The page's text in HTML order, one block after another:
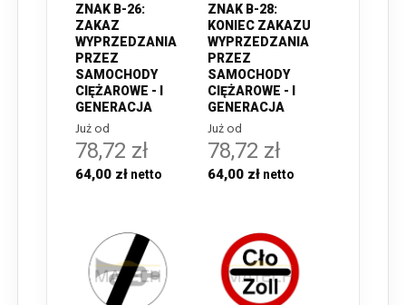
ZNAK B-26:
ZAKAZ
WYPRZEDZANIA
PRZEZ
SAMOCHODY
CIĘŻAROWE - I
GENERACJA
Już od
78,72 zł
64,00 zł
ZNAK B-28:
KONIEC ZAKAZU
WYPRZEDZANIA
PRZEZ
SAMOCHODY
CIĘŻAROWE - I
GENERACJA
Już od
78,72 zł
64,00 zł